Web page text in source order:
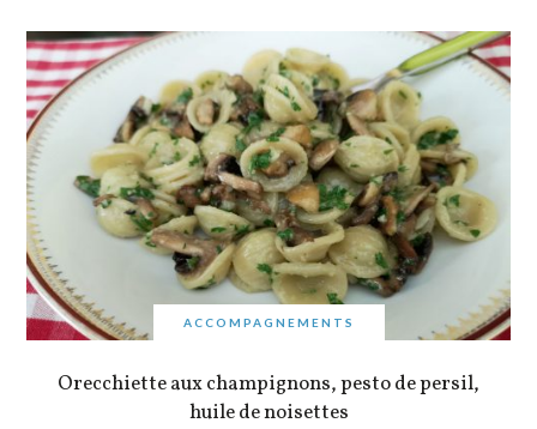
ACCOMPAGNEMENTS
Orecchiette aux champignons, pesto de persil,
huile de noisettes